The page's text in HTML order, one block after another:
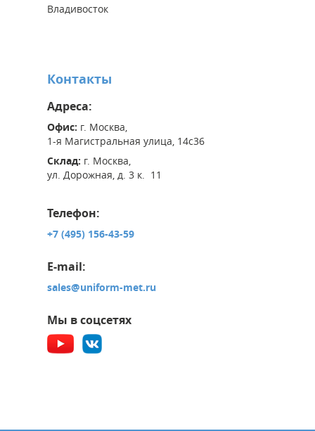
Владивосток
Контакты
Адреса:
Офис: г. Москва,
1-я Магистральная улица, 14с36
Склад: г. Москва,
ул. Дорожная, д. 3 к. 11
Телефон:
+7 (495) 156-43-59
E-mail:
sales@uniform-met.ru
Мы в соцсетях